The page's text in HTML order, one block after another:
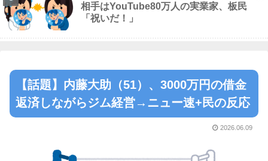
相手はYouTube80万人の実業家、板民
「祝いだ！」
【話題】内藤大助（51）、3000万円の借金
返済しながらジム経営→ニュー速+民の反応
2026.06.09